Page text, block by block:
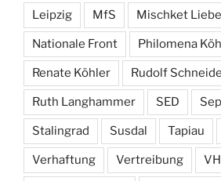
Leipzig MfS Mischket
Nationale Front Philomena
Renate Köhler Rudolf
Ruth Langhammer SED
Stalingrad Susdal Tapiau
Verhaftung Vertreibung